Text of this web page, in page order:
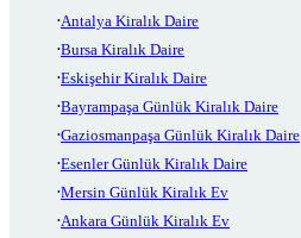
Antalya Kiralık Daire
Bursa Kiralık Daire
Eskişehir Kiralık Daire
Bayrampaşa Günlük Kiralık Daire
Gaziosmanpaşa Günlük Kiralık Daire
Esenler Günlük Kiralık Daire
Mersin Günlük Kiralık Ev
Ankara Günlük Kiralık Ev